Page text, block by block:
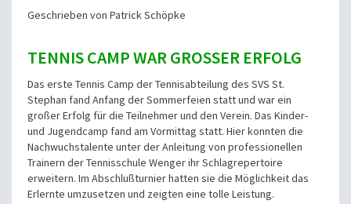
Geschrieben von Patrick Schöpke
TENNIS CAMP WAR GROSSER ERFOLG
Das erste Tennis Camp der Tennisabteilung des SVS St.
Stephan fand Anfang der Sommerfeien statt und war ein
großer Erfolg für die Teilnehmer und den Verein. Das Kinder-
und Jugendcamp fand am Vormittag statt. Hier konnten die
Nachwuchstalente unter der Anleitung von professionellen
Trainern der Tennisschule Wenger ihr Schlagrepertoire
erweitern. Im Abschlußturnier hatten sie die Möglichkeit das
Erlernte umzusetzen und zeigten eine tolle Leistung.